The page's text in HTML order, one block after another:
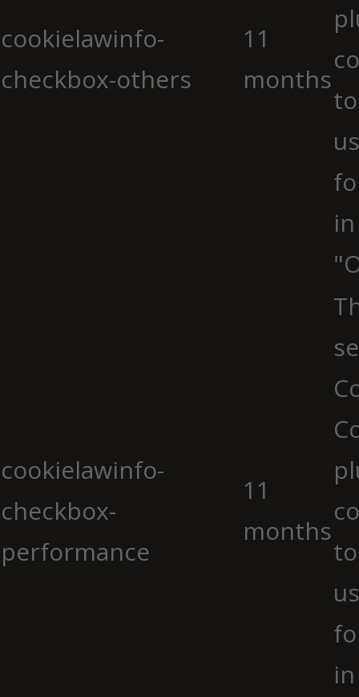
cookielawinfo-
checkbox-others
11
months
cookielawinfo-
checkbox-
performance
11
months